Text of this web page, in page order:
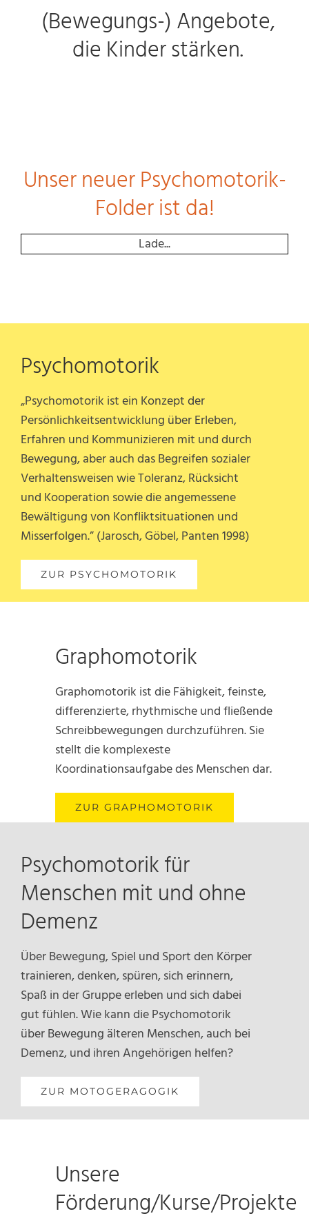
(Bewegungs-) Angebote,
die Kinder stärken.
Unser neuer Psychomotorik-
Folder ist da!
Lade...
Psychomotorik
„Psychomotorik ist ein Konzept der
Persönlichkeitsentwicklung über Erleben,
Erfahren und Kommunizieren mit und durch
Bewegung, aber auch das Begreifen sozialer
Verhaltensweisen wie Toleranz, Rücksicht
und Kooperation sowie die angemessene
Bewältigung von Konfliktsituationen und
Misserfolgen.” (Jarosch, Göbel, Panten 1998)
ZUR PSYCHOMOTORIK
Graphomotorik
Graphomotorik ist die Fähigkeit, feinste,
differenzierte, rhythmische und fließende
Schreibbewegungen durchzuführen. Sie
stellt die komplexeste
Koordinationsaufgabe des Menschen dar.
ZUR GRAPHOMOTORIK
Psychomotorik für
Menschen mit und ohne
Demenz
Über Bewegung, Spiel und Sport den Körper
trainieren, denken, spüren, sich erinnern,
Spaß in der Gruppe erleben und sich dabei
gut fühlen. Wie kann die Psychomotorik
über Bewegung älteren Menschen, auch bei
Demenz, und ihren Angehörigen helfen?
ZUR MOTOGERAGOGIK
Unsere
Förderung/Kurse/Projekte